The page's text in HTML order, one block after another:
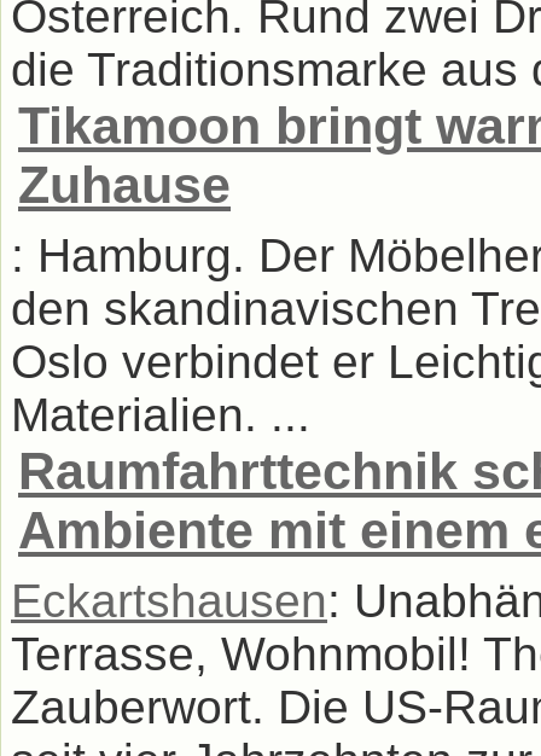
Österreich. Rund zwei
die Traditionsmarke aus
Tikamoon bringt
Zuhause
: Hamburg. Der
den skandinavischen
Oslo verbindet er
Materialien. ...
Raumfahrttechnik
Ambiente mit einem
Eckartshausen:
Terrasse, Wohnmobil!
Zauberwort. Die US-